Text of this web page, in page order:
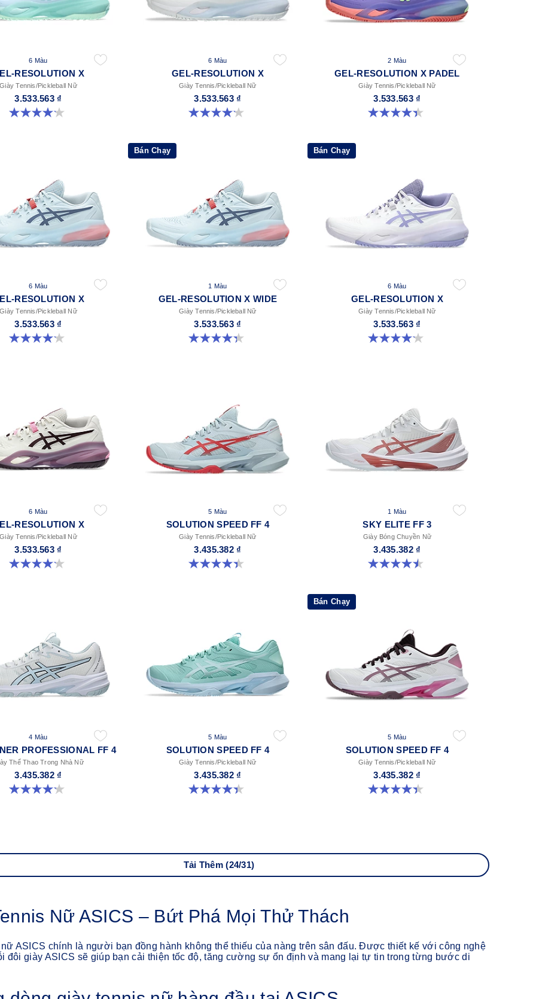
6 Màu
RESOLUTION X
Giày Tennis/Pickleball Nữ
3.533.563 ₫
4.2 trong số 5 sao. 67 đánh giá
6 Màu
GEL-RESOLUTION X
Giày Tennis/Pickleball Nữ
3.533.563 ₫
4.2 trong số 5 sao. 67 đánh giá
2 Màu
GEL-RESOLUTION X PADEL
Giày Tennis/Pickleball Nữ
3.533.563 ₫
4.4 trong số 5 sao. 22 đánh giá
6 Màu
RESOLUTION X
Giày Tennis/Pickleball Nữ
3.533.563 ₫
4.2 trong số 5 sao. 67 đánh giá
Bán Chạy
1 Màu
GEL-RESOLUTION X WIDE
Giày Tennis/Pickleball Nữ
3.533.563 ₫
4.3 trong số 5 sao. 6 đánh giá
Bán Chạy
6 Màu
GEL-RESOLUTION X
Giày Tennis/Pickleball Nữ
3.533.563 ₫
4.2 trong số 5 sao. 67 đánh giá
6 Màu
RESOLUTION X
Giày Tennis/Pickleball Nữ
3.533.563 ₫
4.2 trong số 5 sao. 67 đánh giá
5 Màu
SOLUTION SPEED FF 4
Giày Tennis/Pickleball Nữ
3.435.382 ₫
4.4 trong số 5 sao. 15 đánh giá
1 Màu
SKY ELITE FF 3
Giày Bóng Chuyền Nữ
3.435.382 ₫
4.5 trong số 5 sao. 42 đánh giá
4 Màu
PROFESSIONAL FF 4
Thể Thao Trong Nhà Nữ
3.435.382 ₫
4.2 trong số 5 sao. 21 đánh giá
5 Màu
SOLUTION SPEED FF 4
Giày Tennis/Pickleball Nữ
3.435.382 ₫
4.4 trong số 5 sao. 15 đánh giá
Bán Chạy
5 Màu
SOLUTION SPEED FF 4
Giày Tennis/Pickleball Nữ
3.435.382 ₫
4.4 trong số 5 sao. 15 đánh giá
Tải Thêm (24/31)
Nữ ASICS – Bứt Phá Mọi Thử Thách
ASICS chính là người bạn đồng hành không thể thiếu của nàng trên sân đấu. Được thiết kế với công nghệ
đôi giày ASICS sẽ giúp bạn cải thiện tốc độ, tăng cường sự ổn định và mang lại tự tin trong từng bước di